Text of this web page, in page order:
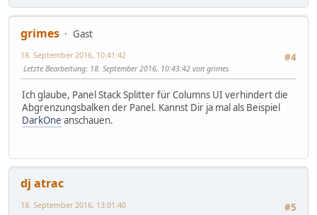
grimes
Gast
#4
18. September 2016, 10:41:42
Letzte Bearbeitung: 18. September 2016, 10:43:42 von grimes
Ich glaube, Panel Stack Splitter für Columns UI verhindert die
Abgrenzungsbalken der Panel. Kannst Dir ja mal als Beispiel
DarkOne anschauen.
dj atrac
#5
18. September 2016, 13:01:40